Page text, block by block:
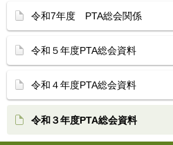
令和7年度 PTA総会関係
令和５年度PTA総会資料
令和４年度PTA総会資料
令和３年度PTA総会資料